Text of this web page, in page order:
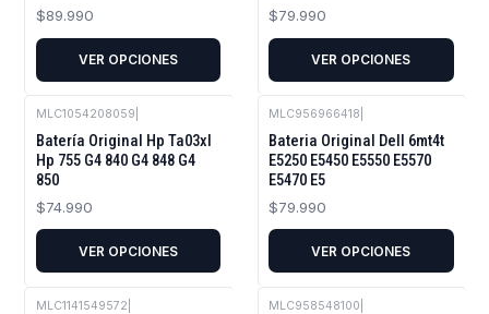
$89.990
VER OPCIONES
$79.990
VER OPCIONES
MLC1054208059
Batería Original Hp Ta03xl
Hp 755 G4 840 G4 848 G4
850
$74.990
VER OPCIONES
MLC956966418
Bateria Original Dell 6mt4t
E5250 E5450 E5550 E5570
E5470 E5
$79.990
VER OPCIONES
MLC1141549572 MLC958548100